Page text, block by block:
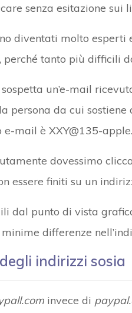
senza esitazione
diventati molto
perché tanto più difficili
un’e-mail
persona da cui
e-mail è XXY@135-
dovessimo
essere finiti su un
dal punto di vista
differenze
indirizzi sosia
invece di